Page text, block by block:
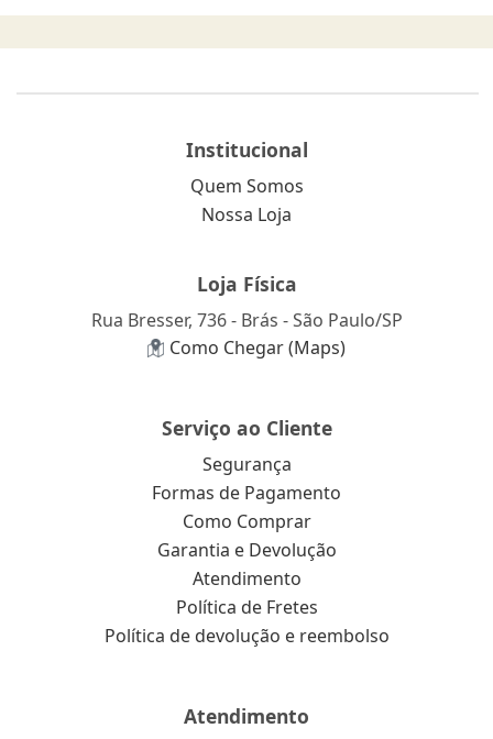
Institucional
Quem Somos
Nossa Loja
Loja Física
Rua Bresser, 736 - Brás - São Paulo/SP
Como Chegar (Maps)
Serviço ao Cliente
Segurança
Formas de Pagamento
Como Comprar
Garantia e Devolução
Atendimento
Política de Fretes
Política de devolução e reembolso
Atendimento